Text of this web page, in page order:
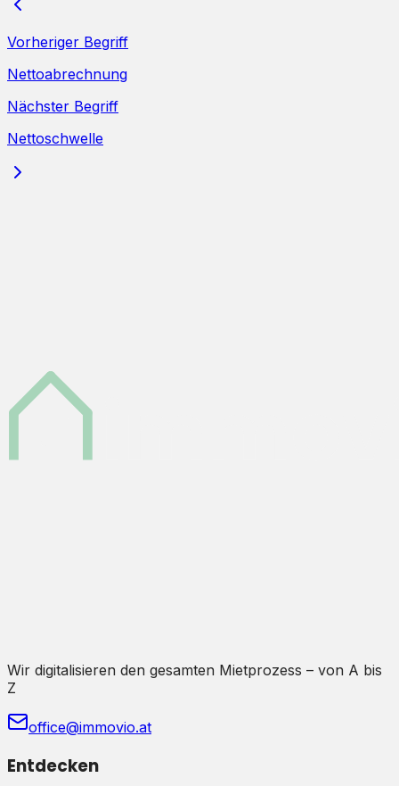
Vorheriger Begriff
Nettoabrechnung
Nächster Begriff
Nettoschwelle
Wir digitalisieren den gesamten Mietprozess – von A bis
Z
office@immovio.at
Entdecken